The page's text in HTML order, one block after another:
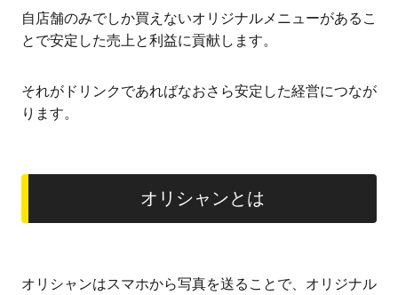
自店舗のみでしか買えないオリジナルメニューがあるこ
とで安定した売上と利益に貢献します。
それがドリンクであればなおさら安定した経営につなが
ります。
オリシャンとは
オリシャンはスマホから写真を送ることで、オリジナル